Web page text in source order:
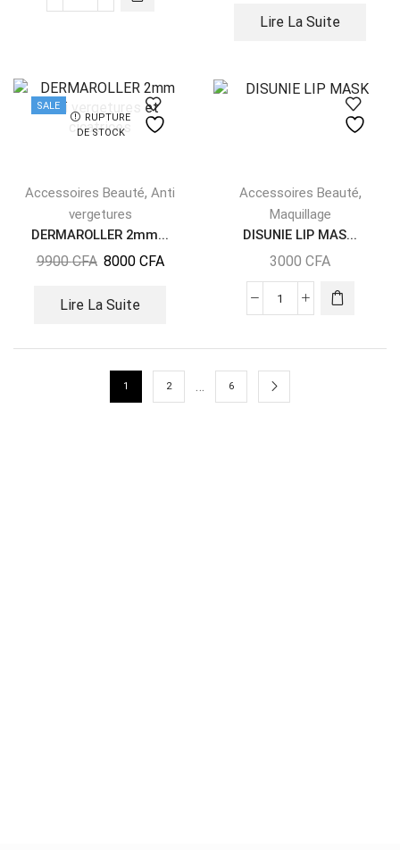
Lire La Suite
SALE
RUPTURE
DE STOCK
Accessoires Beauté, Anti
vergetures
DERMAROLLER 2mm...
9900CFA 8000 CFA
Lire La Suite
Accessoires Beauté,
Maquillage
DISUNIE LIP MAS...
3000 CFA
1 2 … 6